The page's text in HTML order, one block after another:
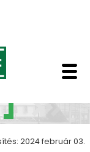
-
2024 február 03.